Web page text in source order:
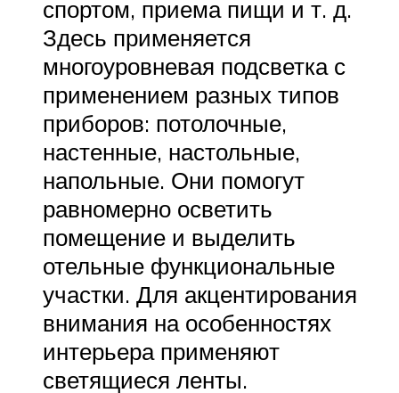
спортом, приема пищи и т. д.
Здесь применяется
многоуровневая подсветка с
применением разных типов
приборов: потолочные,
настенные, настольные,
напольные. Они помогут
равномерно осветить
помещение и выделить
отельные функциональные
участки. Для акцентирования
внимания на особенностях
интерьера применяют
светящиеся ленты.